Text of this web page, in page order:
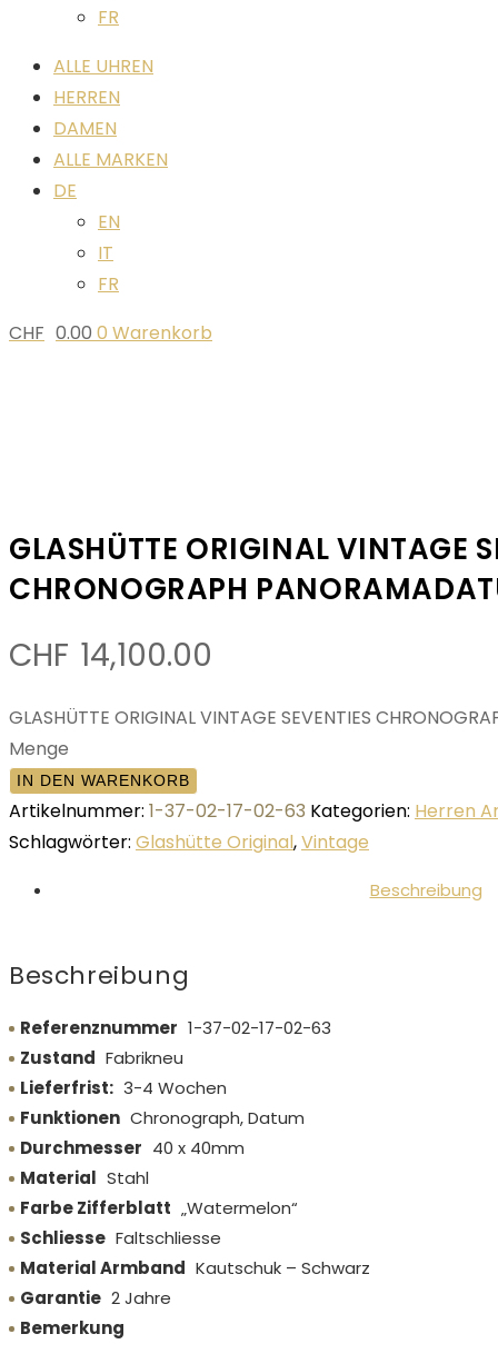
FR
ALLE UHREN
HERREN
DAMEN
ALLE MARKEN
DE
EN
IT
FR
CHF 0.00 0 Warenkorb
GLASHÜTTE ORIGINAL VINTAGE
CHRONOGRAPH
CHF 14,100.00
GLASHÜTTE ORIGINAL VINTAGE SEVENTIES
Menge
IN DEN WARENKORB
Artikelnummer: 1-37-02-17-02-63 Kategorien: Herren
Schlagwörter: Glashütte Original,Vintage
Beschreibung
Beschreibung
Referenznummer 1-37-02-17-02-63
Zustand Fabrikneu
Lieferfrist: 3-4 Wochen
Funktionen Chronograph, Datum
Durchmesser 40 x 40mm
Material Stahl
Farbe Zifferblatt „Watermelon“
Schliesse Faltschliesse
Material Armband Kautschuk – Schwarz
Garantie 2 Jahre
Bemerkung